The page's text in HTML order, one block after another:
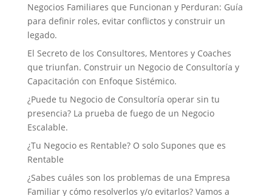
Negocios Familiares que Funcionan y Perduran: Guía
para definir roles, evitar conflictos y construir un
legado.
El Secreto de los Consultores, Mentores y Coaches
que triunfan. Construir un Negocio de Consultoría y
Capacitación con Enfoque Sistémico.
¿Puede tu Negocio de Consultoría operar sin tu
presencia? La prueba de fuego de un Negocio
Escalable.
¿Tu Negocio es Rentable? O solo Supones que es
Rentable
¿Sabes cuáles son los problemas de una Empresa
Familiar y cómo resolverlos y/o evitarlos? Vamos a